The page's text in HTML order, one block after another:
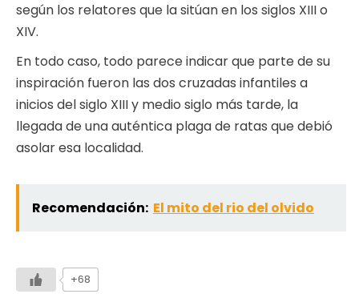
según los relatores que la sitúan en los siglos XIII o
XIV.
En todo caso, todo parece indicar que parte de su
inspiración fueron las dos cruzadas infantiles a
inicios del siglo XIII y medio siglo más tarde, la
llegada de una auténtica plaga de ratas que debió
asolar esa localidad.
Recomendación: El mito del rio del olvido
+68